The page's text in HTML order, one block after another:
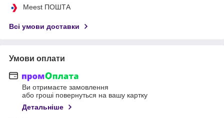
Meest ПОШТА
Всі умови доставки
Умови оплати
Ви отримаєте замовлення
або гроші повернуться на вашу картку
Детальніше